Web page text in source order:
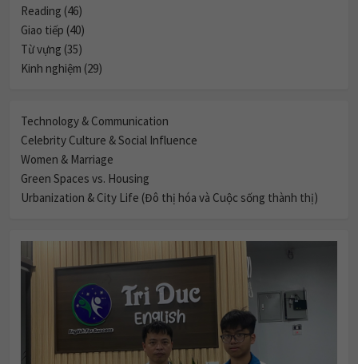
Reading (46)
Giao tiếp (40)
Từ vựng (35)
Kinh nghiệm (29)
Technology & Communication
Celebrity Culture & Social Influence
Women & Marriage
Green Spaces vs. Housing
Urbanization & City Life (Đô thị hóa và Cuộc sống thành thị)